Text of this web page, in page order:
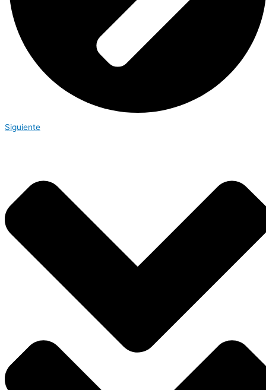
Siguiente